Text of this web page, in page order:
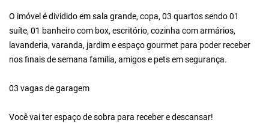
O imóvel é dividido em sala grande, copa, 03 quartos sendo 01
suíte, 01 banheiro com box, escritório, cozinha com armários,
lavanderia, varanda, jardim e espaço gourmet para poder receber
nos finais de semana família, amigos e pets em segurança.
03 vagas de garagem
Você vai ter espaço de sobra para receber e descansar!